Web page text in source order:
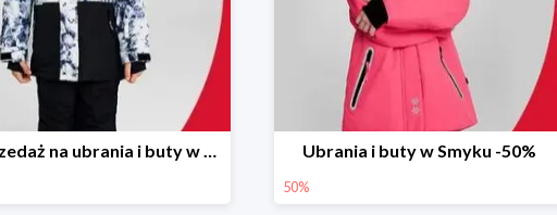
Wyprzedaż na ubrania i buty w Smyku do -70% Ubrania i buty w Smyku -50%
50%